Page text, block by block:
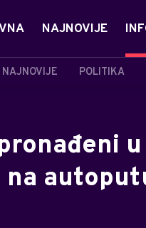
NAJNOVIJE
NAJNOVIJE POLITIKA
na